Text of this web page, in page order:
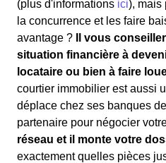
(plus d'informations ici), mais
la concurrence et les faire
avantage ?
Il vous
situation financière à
locataire ou bien à faire
courtier immobilier est aussi
déplace chez ses banques
partenaire pour négocier
réseau et il monte votre
exactement quelles pièces